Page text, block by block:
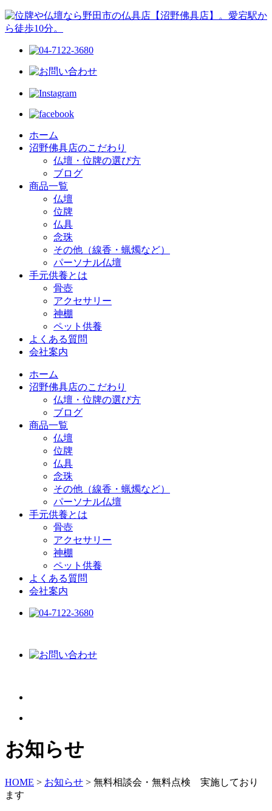
ホーム
沼野佛具店のこだわり
仏壇・位牌の選び方
ブログ
商品一覧
仏壇
位牌
仏具
念珠
その他（線香・蝋燭など）
パーソナル仏壇
手元供養とは
骨壺
アクセサリー
神棚
ペット供養
よくある質問
会社案内
ホーム
沼野佛具店のこだわり
仏壇・位牌の選び方
ブログ
商品一覧
仏壇
位牌
仏具
念珠
その他（線香・蝋燭など）
パーソナル仏壇
手元供養とは
骨壺
アクセサリー
神棚
ペット供養
よくある質問
会社案内
お知らせ
HOME > お知らせ > 無料相談会・無料点検 実施しており
ます